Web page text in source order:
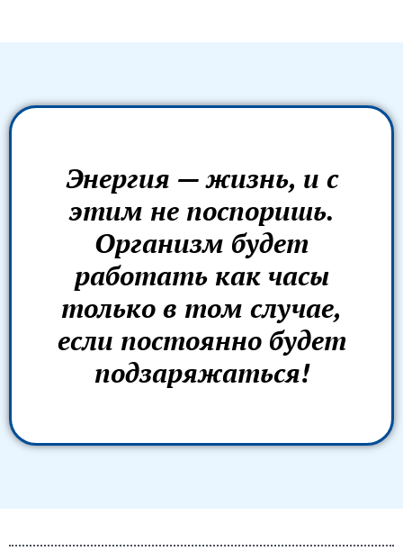
Энергия — жизнь, и с
этим не поспоришь.
Организм будет
работать как часы
только в том случае,
если постоянно будет
подзаряжаться!